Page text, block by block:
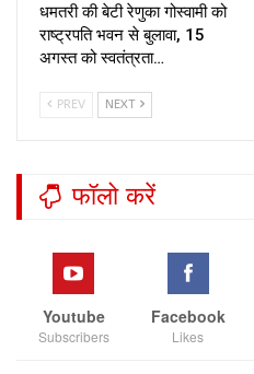
धमतरी की बेटी रेणुका गोस्वामी को
राष्ट्रपति भवन से बुलावा, 15
अगस्त को स्वतंत्रता…
PREV NEXT
फॉलो करें
Youtube
Subscribers
Facebook
Likes